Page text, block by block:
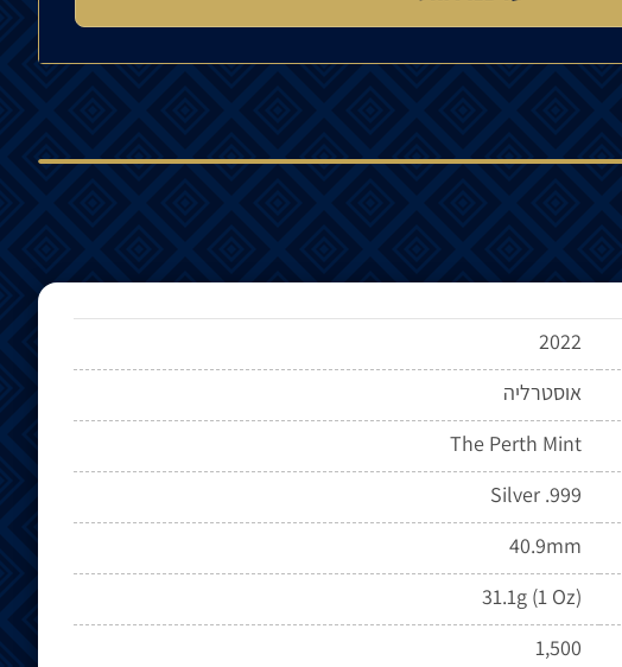
2022
אוסטרליה
The Perth Mint
Silver .999
40.9mm
31.1g (1 Oz)
1,500